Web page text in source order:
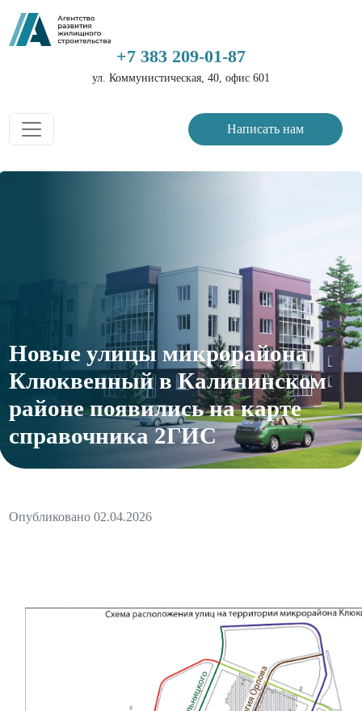
+7 383 209-01-87
ул. Коммунистическая, 40, офис 601
Написать нам
Новые улицы микрорайона
Клюквенный в Калининском
районе появились на карте
справочника 2ГИС
Опубликовано 02.04.2026